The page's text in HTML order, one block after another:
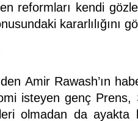
reformları kendi
kararlılığını
Amir Rawash’ın
isteyen genç Prens,
olmadan da ayakta